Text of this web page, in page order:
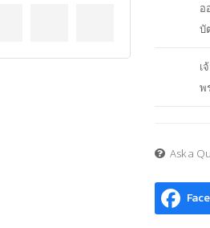
อ
บั
เ
พ
Ask a